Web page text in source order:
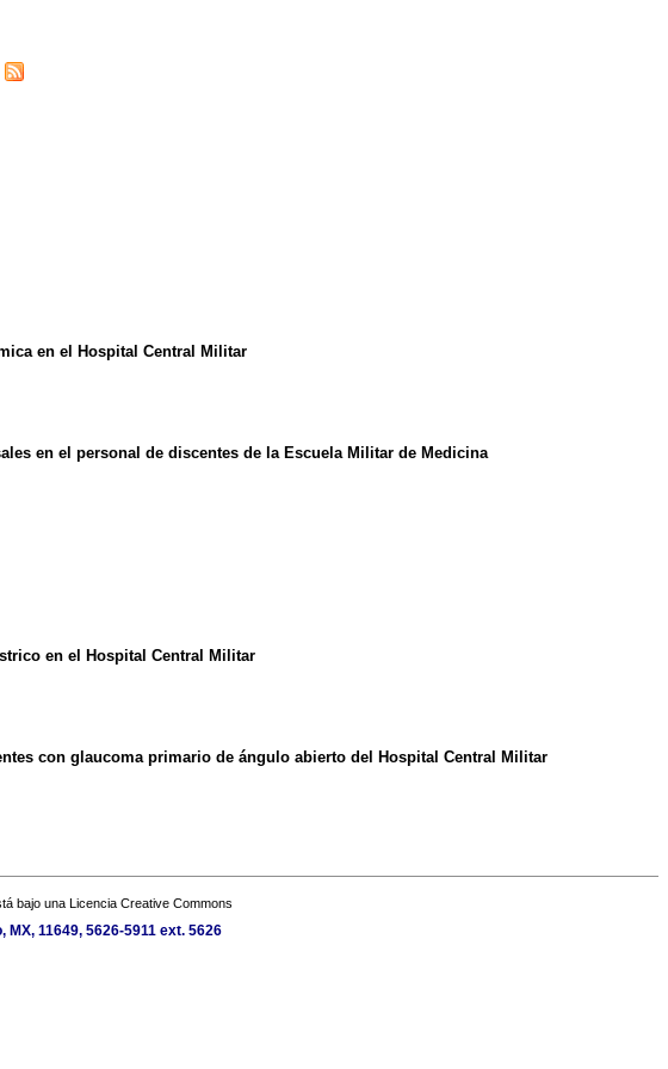
en el Hospital Central Militar
en el personal de discentes de la Escuela Militar de Medicina
en el Hospital Central Militar
con glaucoma primario de ángulo abierto del Hospital Central Militar
bajo una Licencia Creative Commons
11649, 5626-5911 ext. 5626